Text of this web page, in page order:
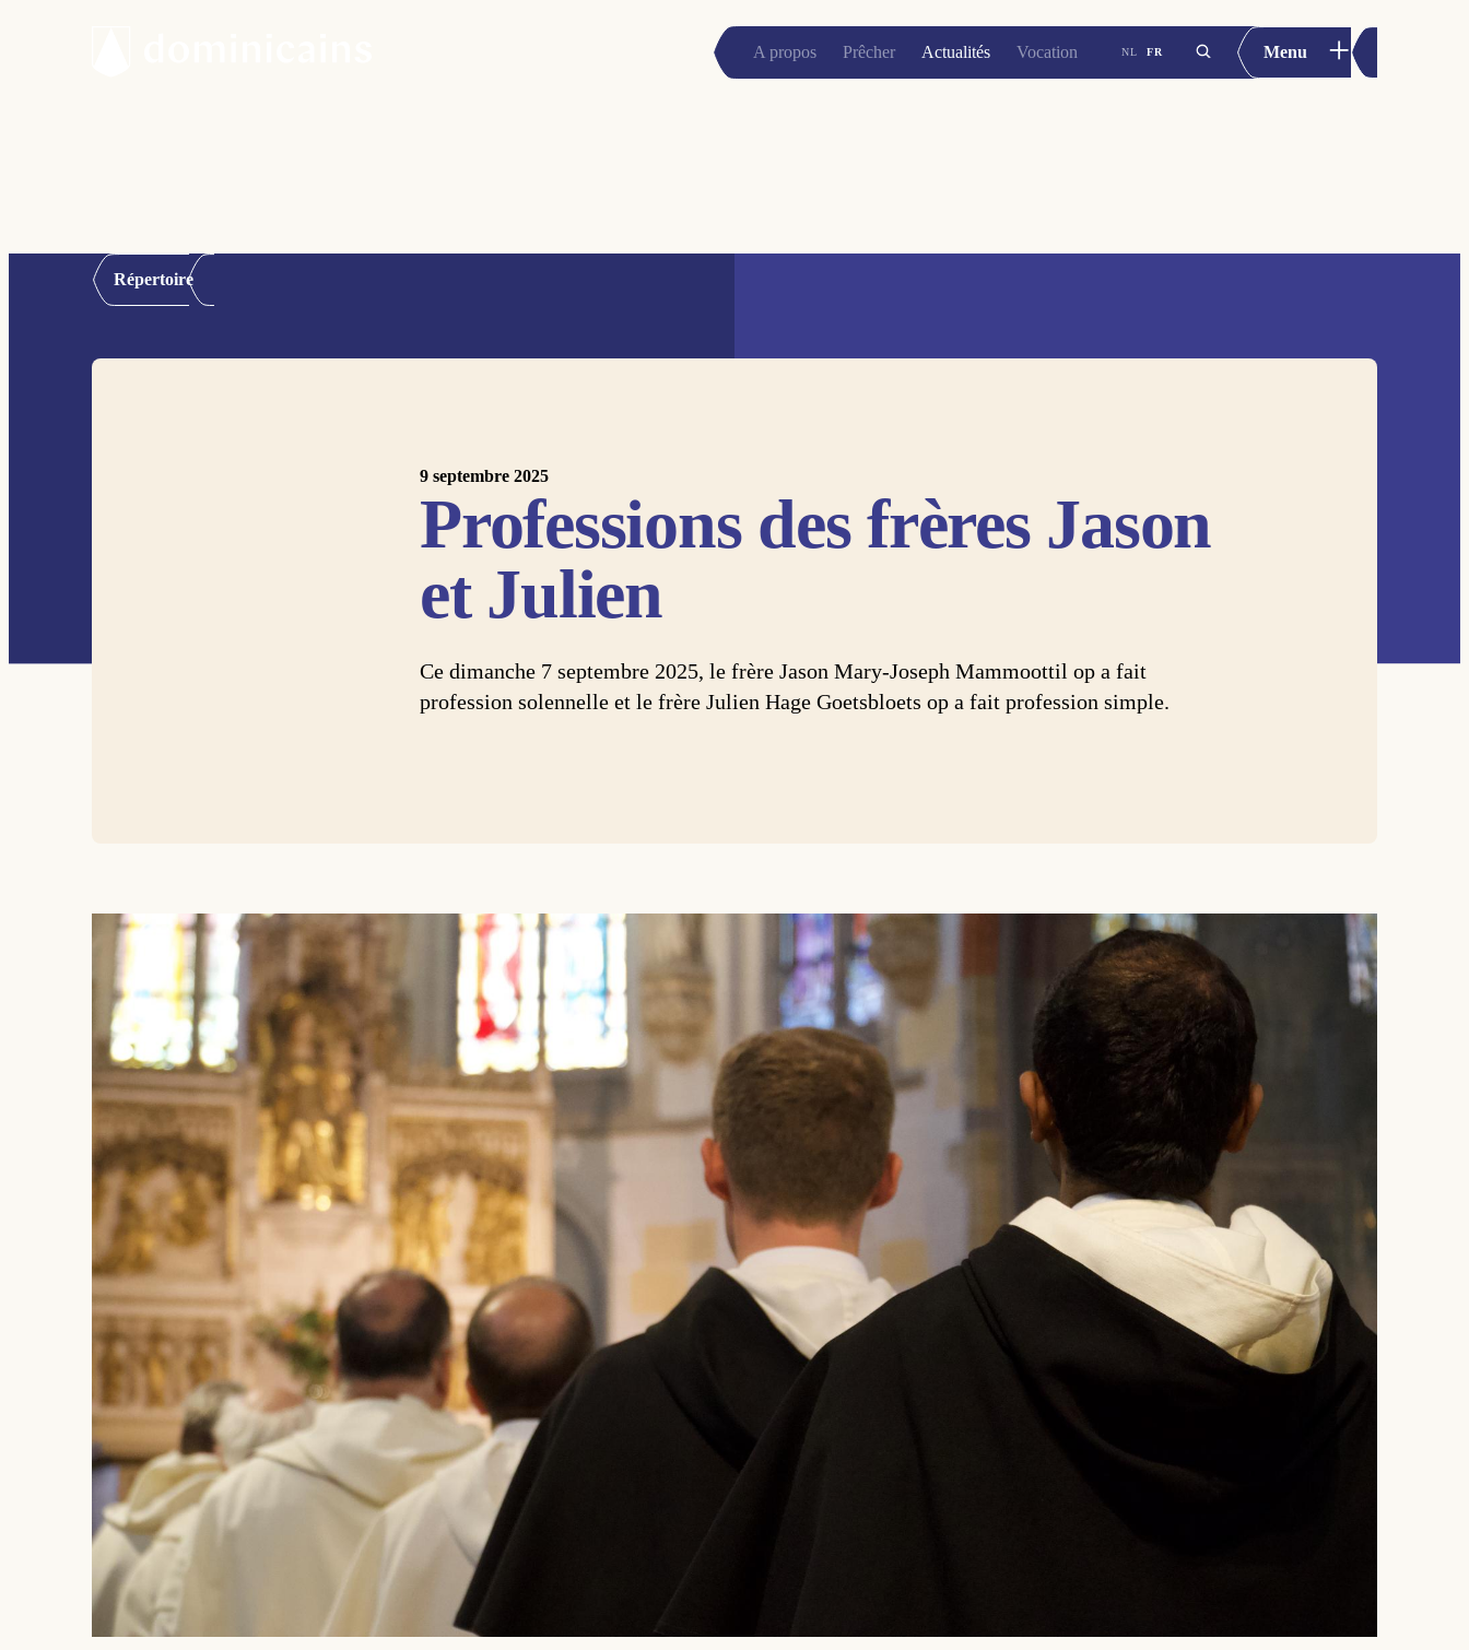
A propos Prêcher Actualités Vocation NL FR Menu +
Répertoire
9 septembre 2025
Professions des frères Jason
et Julien
Ce dimanche 7 septembre 2025, le frère Jason Mary-Joseph Mammoottil op a fait
profession solennelle et le frère Julien Hage Goetsbloets op a fait profession simple.